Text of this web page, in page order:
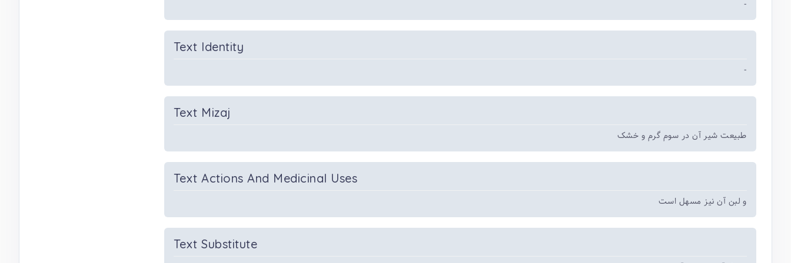
-
Text Identity
-
Text Mizaj
طبیعت شیر آن در سوم گرم و خشک
Text Actions And Medicinal Uses
و لبن آن نیز مسهل است
Text Substitute